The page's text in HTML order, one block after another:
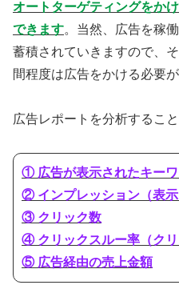
オートターゲティングをか
できます。当然、広告を稼
蓄積されていきますので、
間程度は広告をかける必要が
広告レポートを分析するこ
① 広告が表示されたキー
② インプレッション（表示
③ クリック数
④ クリックスルー率（クリ
⑤ 広告経由の売上金額